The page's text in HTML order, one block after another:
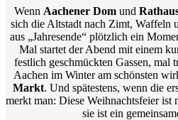
Wenn Aachener Dom und
sich die Altstadt nach Zimt, Waffeln
aus „Jahresende“ plötzlich ein
Mal startet der Abend mit einem
festlich geschmückten Gassen,
Aachen im Winter am schönsten
Markt. Und spätestens, wenn die
merkt man: Diese Weihnachtsfeier ist
sie ist ein